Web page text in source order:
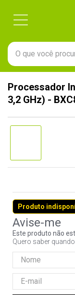
O que você procura?
Processador
3,2 GHz) -
Produto
Este produto não
Quero saber